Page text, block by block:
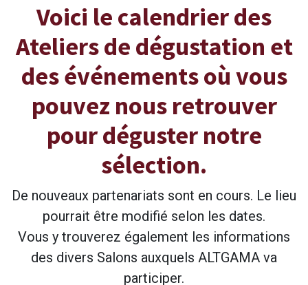
Voici le calendrier des
Ateliers de dégustation et
des événements où vous
pouvez nous retrouver
pour déguster notre
sélection.
De nouveaux partenariats sont en cours. Le lieu
pourrait être modifié selon les dates.
Vous y trouverez également les informations
des divers Salons auxquels ALTGAMA va
participer.